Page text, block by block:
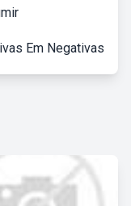
Em Negativas